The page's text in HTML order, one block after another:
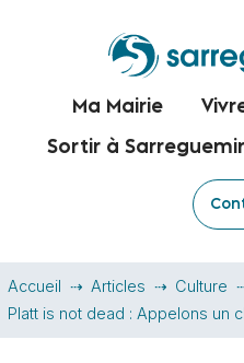
Ma Mairie
Sortir à
Accueil Articles
Culture
Platt is not dead : Appelons un